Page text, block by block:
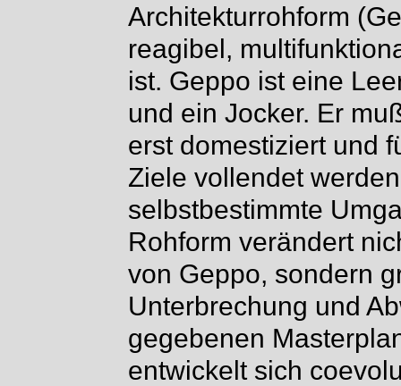
Architekturrohform
reagibel,
ist. Geppo ist eine
und ein Jocker. Er
erst domestiziert und
Ziele vollendet
selbstbestimmte
Rohform verändert
von Geppo, sondern
Unterbrechung und
gegebenen
entwickelt sich